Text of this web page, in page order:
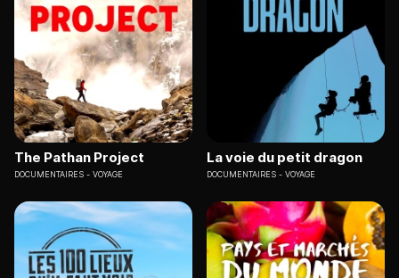
The Pathan Project
DOCUMENTAIRES VOYAGE
La voie du petit dragon
DOCUMENTAIRES VOYAGE